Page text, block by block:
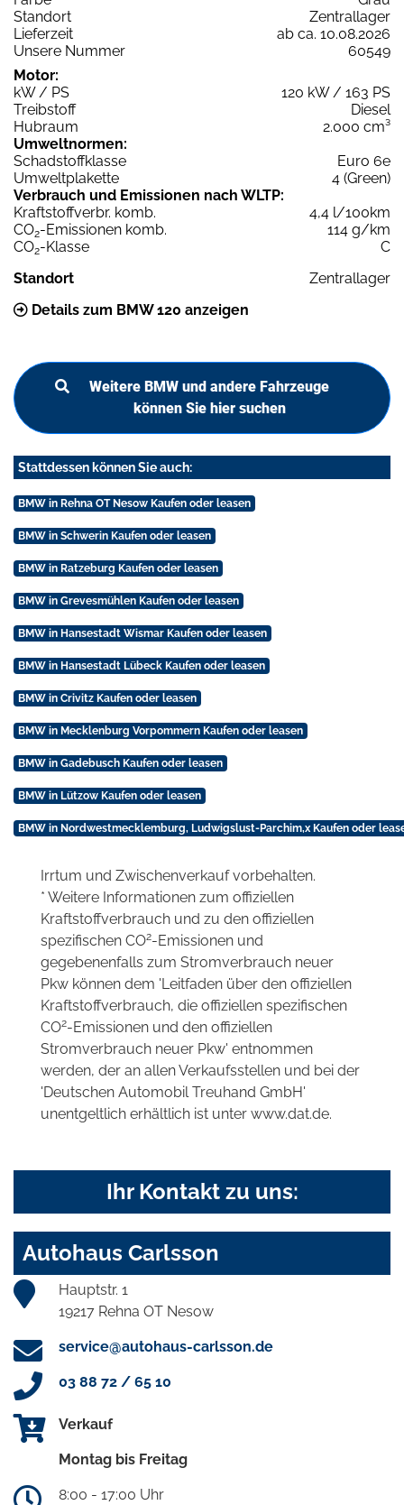
Standort
Zentrallager
Lieferzeit
ab ca. 10.08.2026
Unsere Nummer
60549
Motor:
kW / PS
120 kW / 163 PS
Treibstoff
Diesel
Hubraum
2.000 cm³
Umweltnormen:
Schadstoffklasse
Euro 6e
Umweltplakette
4 (Green)
Verbrauch und Emissionen nach WLTP:
Kraftstoffverbr. komb.
4,4 l/100km
CO2-Emissionen komb.
114 g/km
CO2-Klasse
C
Standort
Zentrallager
Details zum BMW 120 anzeigen
Weitere BMW und andere Fahrzeuge
können Sie hier suchen
Stattdessen können Sie auch:
BMW in Rehna OT Nesow Kaufen oder leasen
BMW in Schwerin Kaufen oder leasen
BMW in Ratzeburg Kaufen oder leasen
BMW in Grevesmühlen Kaufen oder leasen
BMW in Hansestadt Wismar Kaufen oder leasen
BMW in Hansestadt Lübeck Kaufen oder leasen
BMW in Crivitz Kaufen oder leasen
BMW in Mecklenburg Vorpommern Kaufen oder leasen
BMW in Gadebusch Kaufen oder leasen
BMW in Lützow Kaufen oder leasen
BMW in Nordwestmecklemburg, Ludwigslust-Parchim,x Kaufen oder
Irrtum und Zwischenverkauf vorbehalten.
* Weitere Informationen zum offiziellen
Kraftstoffverbrauch und zu den offiziellen
spezifischen CO2-Emissionen und
gegebenenfalls zum Stromverbrauch neuer
Pkw können dem 'Leitfaden über den offiziellen
Kraftstoffverbrauch, die offiziellen spezifischen
CO2-Emissionen und den offiziellen
Stromverbrauch neuer Pkw' entnommen
werden, der an allen Verkaufsstellen und bei der
'Deutschen Automobil Treuhand GmbH'
unentgeltlich erhältlich ist unter www.dat.de.
Ihr Kontakt zu uns:
Autohaus Carlsson
Hauptstr. 1
19217 Rehna OT Nesow
service@autohaus-carlsson.de
03 88 72 / 65 10
Verkauf
Montag bis Freitag
8:00 - 17:00 Uhr